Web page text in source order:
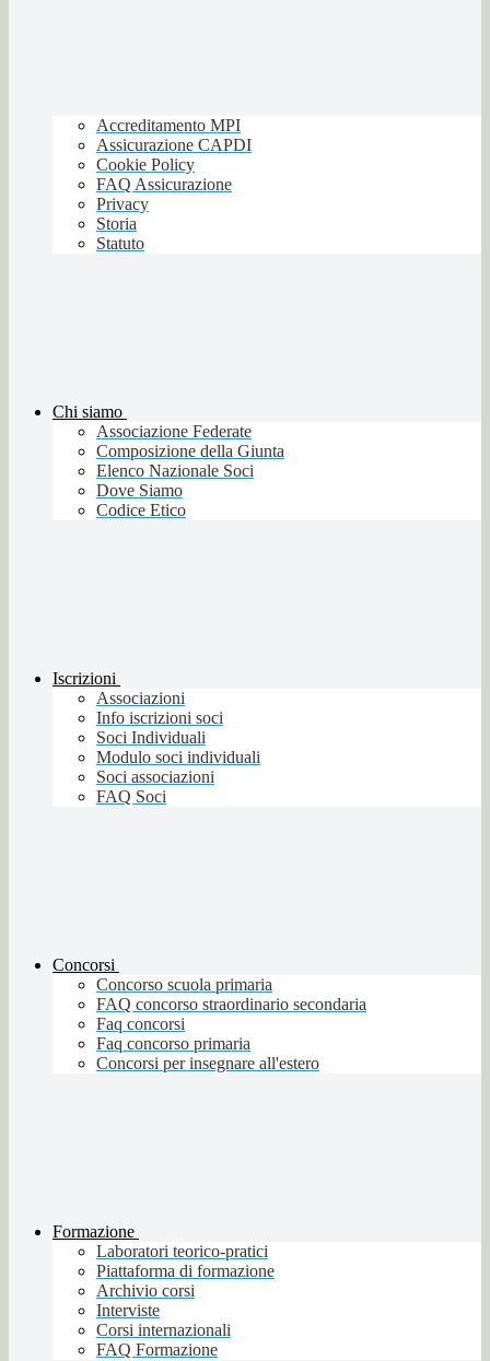
Accreditamento MPI
Assicurazione CAPDI
Cookie Policy
FAQ Assicurazione
Privacy
Storia
Statuto
Chi siamo
Associazione Federate
Composizione della Giunta
Elenco Nazionale Soci
Dove Siamo
Codice Etico
Iscrizioni
Associazioni
Info iscrizioni soci
Soci Individuali
Modulo soci individuali
Soci associazioni
FAQ Soci
Concorsi
Concorso scuola primaria
FAQ concorso straordinario secondaria
Faq concorsi
Faq concorso primaria
Concorsi per insegnare all'estero
Formazione
Laboratori teorico-pratici
Piattaforma di formazione
Archivio corsi
Interviste
Corsi internazionali
FAQ Formazione